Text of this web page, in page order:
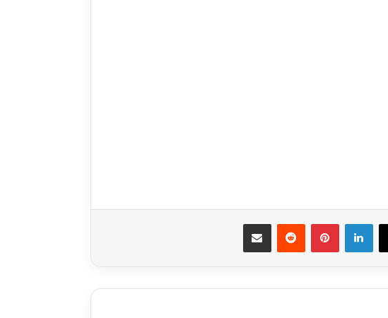
‫X لينكدإن بينتيريست
‏Reddit مشاركة عبر البريد